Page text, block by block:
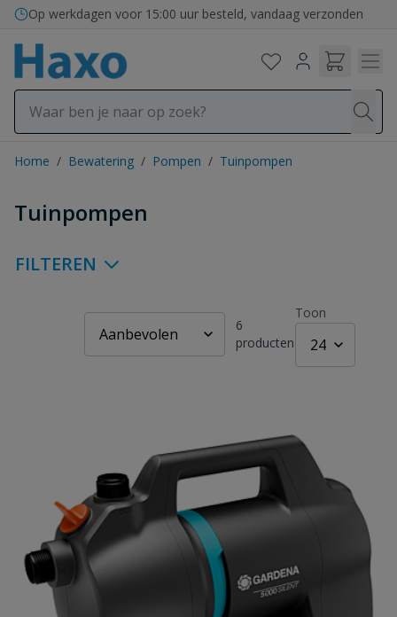
Ga naar de inhoud
Bezorging in binnen- en buitenland
Op werkdagen voor 15:00 uur besteld, vandaag verzonden
Home / Bewatering / Pompen / Tuinpompen
Tuinpompen
FILTEREN
6
producten
Toon